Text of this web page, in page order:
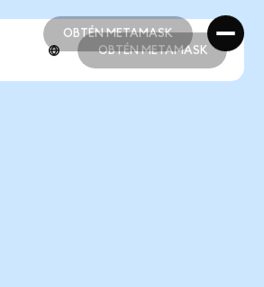
OBTÉN METAMASK
OBTÉN METAMASK
OBTÉN METAMASK